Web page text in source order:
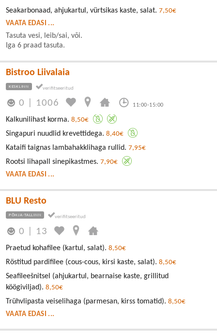
Seakarbonaad, ahjukartul, vürtsikas kaste, salat. 7,50€
VAATA EDASI ...
Tasuta vesi, leib/sai, või.
Iga 6 praad tasuta.
Bistroo Liivalaia
KESKLINN
0 1006 11:00-15:00
Kalkunilihast korma. 8,50€
Singapuri nuudlid krevettidega. 8,40€
Kataifi taignas lambahakklihaga rullid. 7,95€
Rootsi lihapall sinepikastmes. 7,90€
VAATA EDASI ...
BLU Resto
PÕHJA-TALLINN
0 13
Praetud kohafilee (kartul, salat). 8,50€
Röstitud pardifilee (cous-cous, kirsi kaste, salat). 8,50€
Seafileešnitsel (ahjukartul, bearnaise kaste, grillitud
köögiviljad). 8,50€
Trühvlipasta veiselihaga (parmesan, kirss tomatid). 8,50€
VAATA EDASI ...